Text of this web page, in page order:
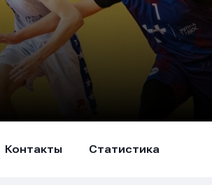
Контакты Статистика